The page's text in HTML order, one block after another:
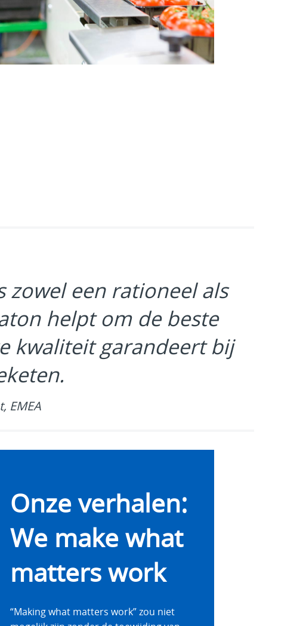
een rationeel als
helpt om de beste
kwaliteit garandeert bij
EMEA
Onze verhalen:
We make what
matters work
“Making what matters work” zou niet